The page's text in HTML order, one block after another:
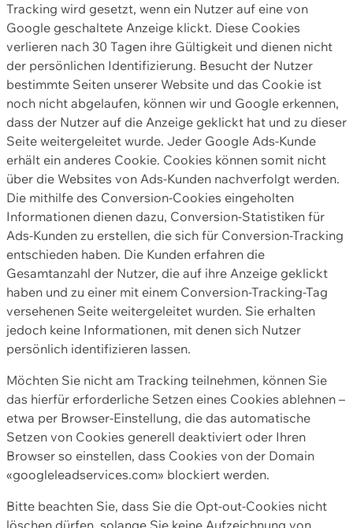
Tracking wird gesetzt, wenn ein Nutzer auf eine von
Google geschaltete Anzeige klickt. Diese Cookies
verlieren nach 30 Tagen ihre Gültigkeit und dienen nicht
der persönlichen Identifizierung. Besucht der Nutzer
bestimmte Seiten unserer Website und das Cookie ist
noch nicht abgelaufen, können wir und Google erkennen,
dass der Nutzer auf die Anzeige geklickt hat und zu dieser
Seite weitergeleitet wurde. Jeder Google Ads-Kunde
erhält ein anderes Cookie. Cookies können somit nicht
über die Websites von Ads-Kunden nachverfolgt werden.
Die mithilfe des Conversion-Cookies eingeholten
Informationen dienen dazu, Conversion-Statistiken für
Ads-Kunden zu erstellen, die sich für Conversion-Tracking
entschieden haben. Die Kunden erfahren die
Gesamtanzahl der Nutzer, die auf ihre Anzeige geklickt
haben und zu einer mit einem Conversion-Tracking-Tag
versehenen Seite weitergeleitet wurden. Sie erhalten
jedoch keine Informationen, mit denen sich Nutzer
persönlich identifizieren lassen.
Möchten Sie nicht am Tracking teilnehmen, können Sie
das hierfür erforderliche Setzen eines Cookies ablehnen –
etwa per Browser-Einstellung, die das automatische
Setzen von Cookies generell deaktiviert oder Ihren
Browser so einstellen, dass Cookies von der Domain
«googleleadservices.com» blockiert werden.
Bitte beachten Sie, dass Sie die Opt-out-Cookies nicht